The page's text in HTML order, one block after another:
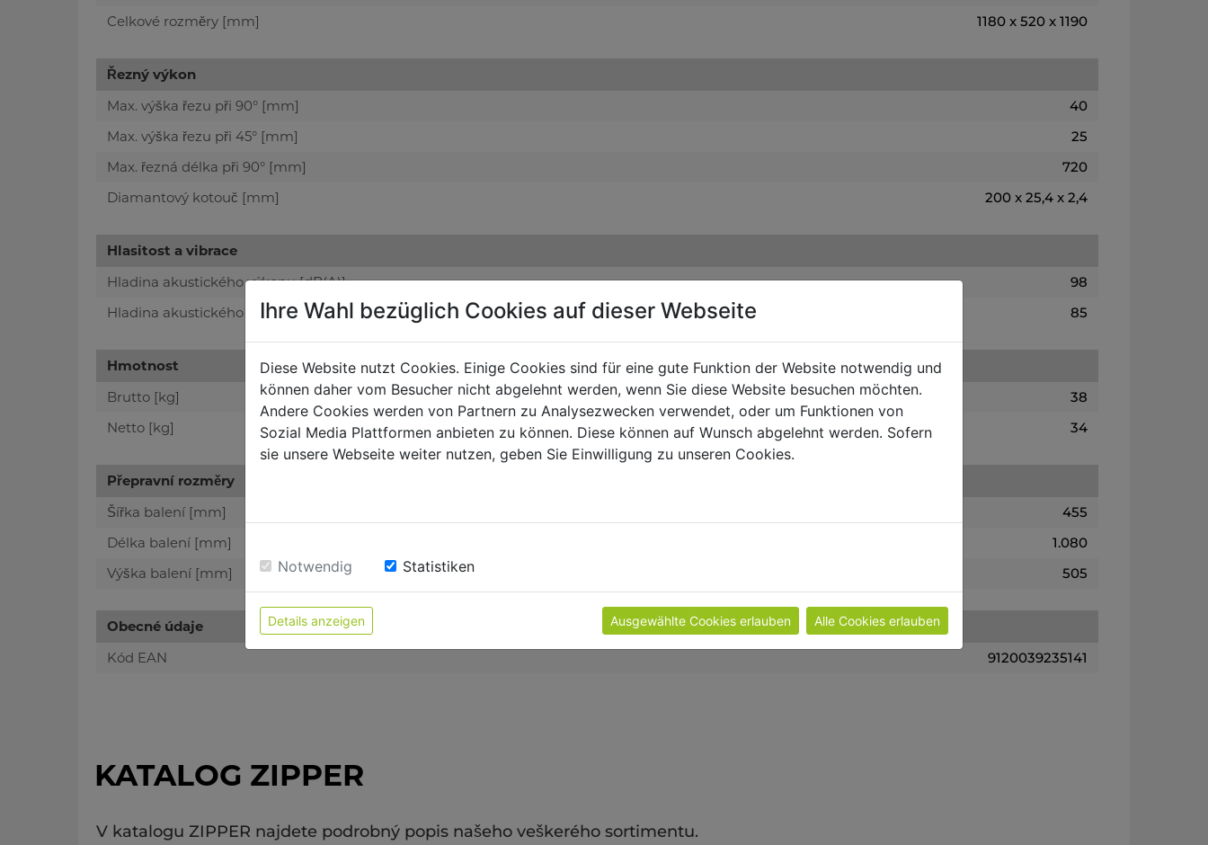
Celkové rozměry [mm] 1180 x 520 x 1190
Řezný výkon
Max. výška řezu při 90° [mm]
40
Max. výška řezu při 45° [mm]
25
Max. řezná délka při 90° [mm]
720
Diamantový kotouč [mm]
200 x 25,4 x 2,4
Hlasitost a vibrace
Hladina akustického výkonu [dB(A)]
98
Hladina akustického tlaku [dB(A)]
85
Hmotnost
Brutto [kg]
38
Netto [kg]
34
Přepravní rozměry
Šířka balení [mm]
455
Délka balení [mm]
1.080
Výška balení [mm]
505
Obecné údaje
Kód EAN
9120039235141
KATALOG ZIPPER
V katalogu ZIPPER najdete podrobný popis našeho veškerého sortimentu.
Ihre Wahl bezüglich Cookies auf dieser Webseite
Diese Website nutzt Cookies. Einige Cookies sind für eine gute Funktion der Website notwendig und
können daher vom Besucher nicht abgelehnt werden, wenn Sie diese Website besuchen möchten.
Andere Cookies werden von Partnern zu Analysezwecken verwendet, oder um Funktionen von
Sozial Media Plattformen anbieten zu können. Diese können auf Wunsch abgelehnt werden. Sofern
sie unsere Webseite weiter nutzen, geben Sie Einwilligung zu unseren Cookies.
Notwendig Statistiken
Details anzeigen Ausgewählte Cookies erlauben Alle Cookies erlauben